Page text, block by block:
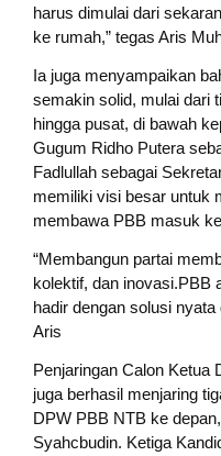
harus dimulai dari
ke rumah,” tegas Aris
Ia juga menyampaikan
semakin solid, mulai dari
hingga pusat, di bawah
Gugum Ridho Putera
Fadlullah sebagai
memiliki visi besar untuk
membawa PBB masuk
“Membangun partai
kolektif, dan inovasi.PBB
hadir dengan solusi
Aris
Penjaringan Calon Ketua
juga berhasil menjaring
DPW PBB NTB ke
Syahcbudin. Ketiga